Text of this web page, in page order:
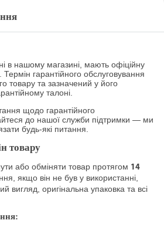
в нашому магазині, мають офіційну
Термін гарантійного обслуговування
товару та зазначений у його
талоні.
щодо гарантійного
до нашої служби підтримки — ми
будь-які питання.
товару
або обміняти товар протягом 14
якщо він не був у використанні,
вигляд, оригінальна упаковка та всі